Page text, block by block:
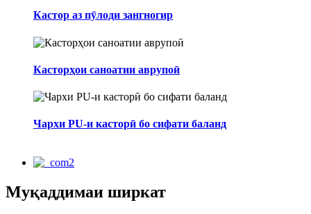
Кастор аз пӯлоди зангногир
Касторҳои саноатии аврупоӣ
Чархи PU-и касторӣ бо сифати баланд
Муқаддимаи ширкат